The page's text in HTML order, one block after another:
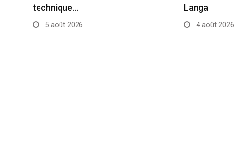
technique…
5 août 2026
Langa
4 août 2026